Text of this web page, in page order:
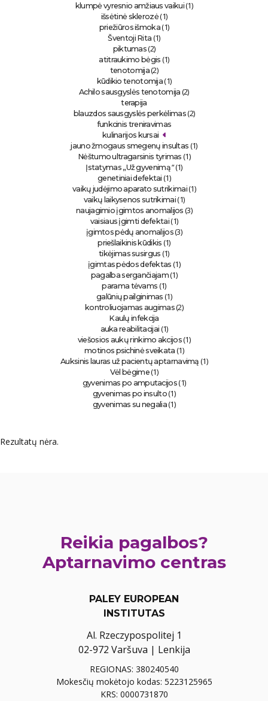
klumpė vyresnio amžiaus vaikui(1)
išsėtinė sklerozė(1)
priežiūros išmoka(1)
Šventoji Rita (1)
piktumas (2)
atitraukimo bėgis (1)
tenotomija(2)
kūdikio tenotomija (1)
Achilo sausgyslės tenotomija (2)
terapija
blauzdos sausgyslės perkėlimas(2)
funkcinis treniravimas
kulinarijos kursai
jauno žmogaus smegenų insultas (1)
Nėštumo ultragarsinis tyrimas (1)
Įstatymas „Už gyvenimą“ (1)
genetiniai defektai (1)
vaikų judėjimo aparato sutrikimai(1)
vaikų laikysenos sutrikimai(1)
naujagimio įgimtos anomalijos (3)
vaisiaus įgimti defektai (1)
įgimtos pėdų anomalijos(3)
priešlaikinis kūdikis (1)
tikėjimas susirgus (1)
įgimtas pėdos defektas (1)
pagalba sergančiajam(1)
parama tėvams (1)
galūnių pailginimas (1)
kontroliuojamas augimas(2)
Kaulų infekcija
auka reabilitacijai (1)
viešosios aukų rinkimo akcijos(1)
motinos psichinė sveikata (1)
Auksinis lauras už pacientų aptarnavimą (1)
Vėl bėgime(1)
gyvenimas po amputacijos (1)
gyvenimas po insulto(1)
gyvenimas su negalia(1)
Rezultatų nėra.
Reikia pagalbos?
Aptarnavimo centras
PALEY EUROPEAN
INSTITUTAS
Al. Rzeczypospolitej 1
02-972 Varšuva | Lenkija
REGIONAS: 380240540
Mokesčių mokėtojo kodas: 5223125965
KRS: 0000731870